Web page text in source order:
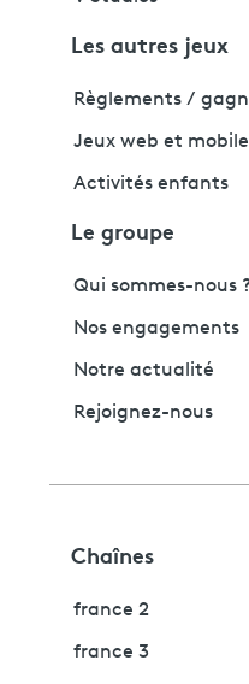
Les autres jeux
Règlements /
Jeux web et mobile
Activités enfants
Le groupe
Qui sommes-nous
Nos engagements
Notre actualité
Rejoignez-nous
Chaînes
france 2
france 3